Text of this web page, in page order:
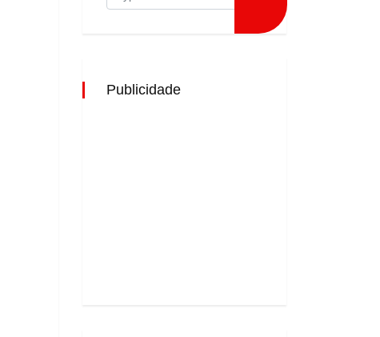
Publicidade